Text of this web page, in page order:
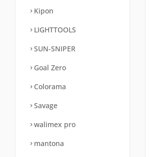
Kipon
LIGHTTOOLS
SUN-SNIPER
Goal Zero
Colorama
Savage
walimex pro
mantona